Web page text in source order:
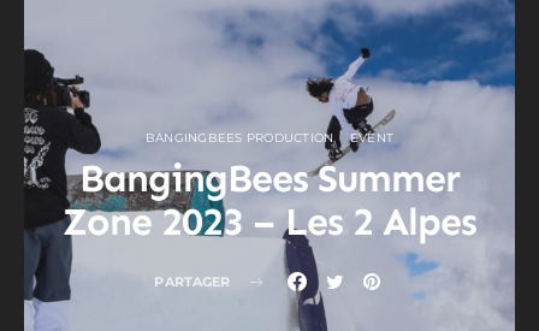
BANGINGBEES PRODUCTION EVENT
BangingBees Summer
Zone 2023 – Les 2 Alpes
PARTAGER